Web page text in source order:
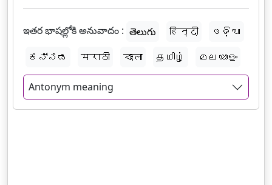
ఇతర భాషల్లోకి అనువాదం : తెలుగు हिन्दी
ଓଡ଼ିଆ
ಕನ್ನಡ
मराठी বাংলা தமிழ் മലയാളം
Antonym meaning